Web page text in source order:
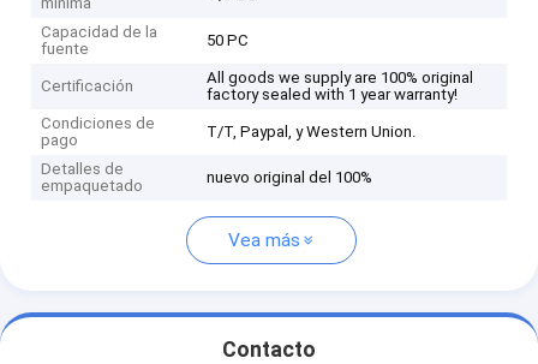
Capacidad de la
fuente
50 PC
Certificación
All goods we supply are 100% original
factory sealed with 1 year warranty!
Condiciones de
pago
T/T, Paypal, y Western Union.
Detalles de
empaquetado
nuevo original del 100%
Vea más
Contacto